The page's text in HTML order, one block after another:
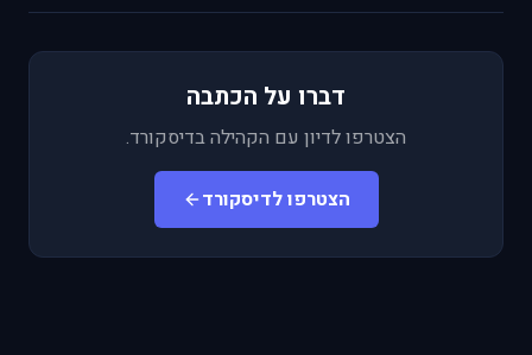
דברו על הכתבה
הצטרפו לדיון עם הקהילה בדיסקורד.
הצטרפו לדיסקורד